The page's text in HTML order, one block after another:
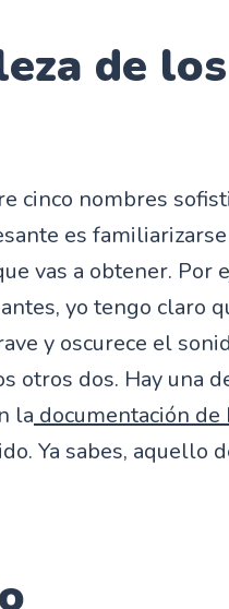
de los
cinco nombres
es
vas a obtener. Por
yo tengo claro
y oscurece el
otros dos. Hay una
la documentación de
Ya sabes, aquello